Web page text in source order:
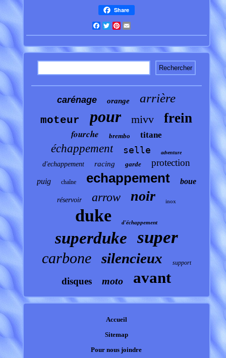
Share
Facebook
TwitterPinterest
carénage orange arrière
moteur pour mivv frein
fourche brembo titane
échappement selle adventure
d'echappement racing garde protection
puig chaîne echappement boue
réservoir arrow noir inox
duke d'échappement
superduke super
carbone silencieux support
disques moto avant
Accueil
Sitemap
Pour nous joindre